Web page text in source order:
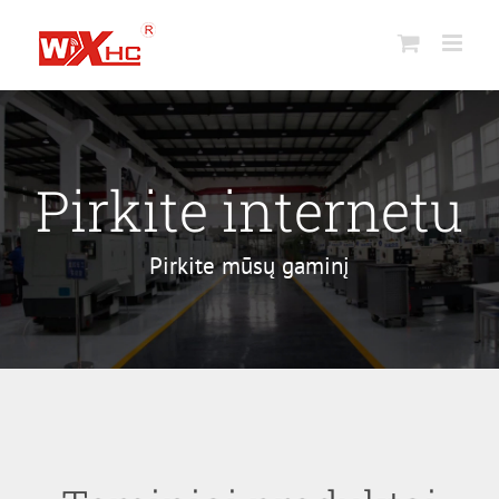
Pirkite internetu
Pirkite mūsų gaminį